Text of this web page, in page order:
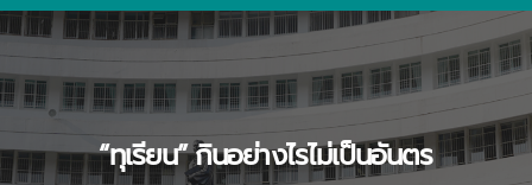
“ทุเรียน” กินอย่างไรไม่เป็นอันตร